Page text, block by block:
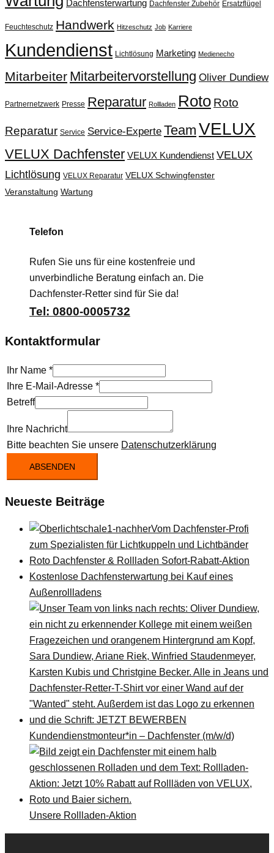
Dachfensterwartung Dachfenster Zubehör Ersatzflügel
Feuchteschutz Handwerk Hitzeschutz Job Karriere
Kundendienst Lichtlösung Marketing Medienecho
Mitarbeiter Mitarbeitervorstellung Oliver Dundiew
Partnernetzwerk Presse Reparatur Rollladen Roto Roto
Reparatur Service Service-Experte Team VELUX
VELUX Dachfenster VELUX Kundendienst VELUX
Lichtlösung VELUX Reparatur VELUX Schwingfenster
Veranstaltung Wartung
Telefon
Rufen Sie uns für eine kostenfreie und
unverbindliche Beratung einfach an. Die
Dachfenster-Retter sind für Sie da!
Tel: 0800-0005732
Kontaktformular
Ihr Name *
Ihre E-Mail-Adresse *
Betreff
Ihre Nachricht
Bitte beachten Sie unsere Datenschutzerklärung
ABSENDEN
Neueste Beiträge
Vom Dachfenster-Profi
zum Spezialisten für Lichtkuppeln und Lichtbänder
Roto Dachfenster & Rollladen Sofort-Rabatt-Aktion
Kostenlose Dachfensterwartung bei Kauf eines
Außenrollladens
Kundendienstmonteur*in – Dachfenster (m/w/d)
Unsere Rollladen-Aktion